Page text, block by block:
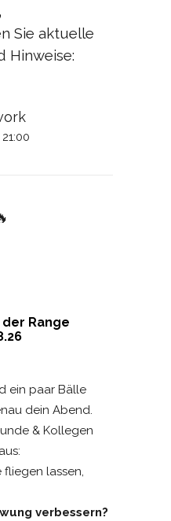
Sie aktuelle
Hinweise:
21:00
der Range
ein paar Bälle
dein Abend.
& Kollegen
lassen,
verbessern?